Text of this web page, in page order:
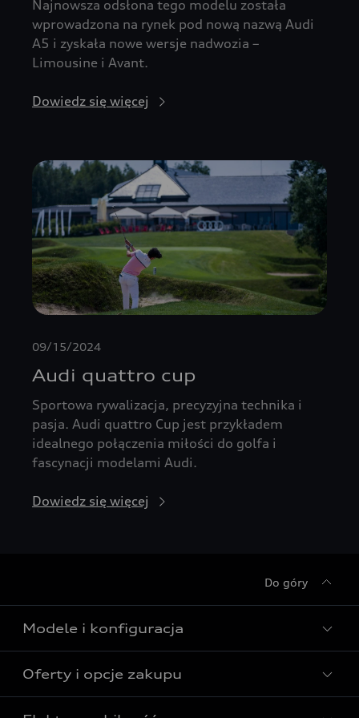
Najnowsza odsłona tego modelu została
wprowadzona na rynek pod nową nazwą Audi
A5 i zyskała nowe wersje nadwozia –
Limousine i Avant.
Dowiedz się więcej
09/15/2024
Audi quattro cup
Sportowa rywalizacja, precyzyjna technika i
pasja. Audi quattro Cup jest przykładem
idealnego połączenia miłości do golfa i
fascynacji modelami Audi.
Dowiedz się więcej
Do góry
Modele i konfiguracja
Wszystkie modele Audi
Modele elektryczne Audi
Oferty i opcje zakupu